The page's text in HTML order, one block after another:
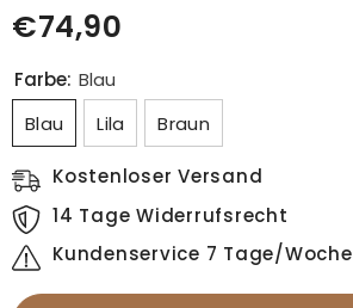
€74,90
Farbe: Blau
Blau
Lila Braun
Kostenloser Versand
14 Tage Widerrufsrecht
Kundenservice 7 Tage/Woche